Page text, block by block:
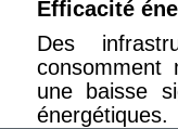
Efficacité
Des
consomment
une baisse